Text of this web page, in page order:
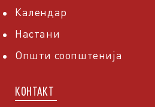
Календар
Настани
Општи соопштенија
КОНТАКТ